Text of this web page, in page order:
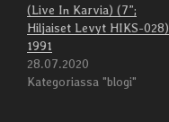
(Live In Karvia) (7”;
Hiljaiset Levyt HIKS-028)
1991
28.07.2020
Kategoriassa "blogi"